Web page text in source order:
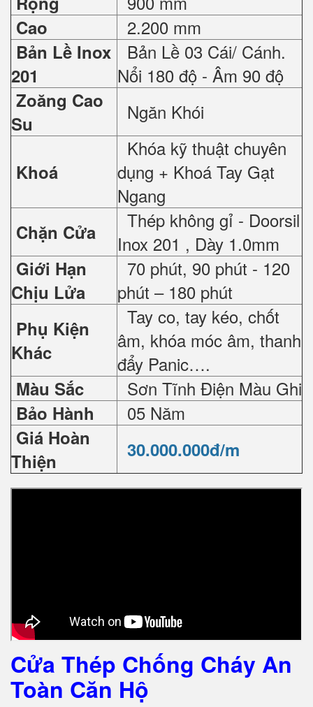
Cao 2.200 mm
Bản Lề Inox
201
Bản Lề 03 Cái/ Cánh.
Nổi 180 độ - Âm 90 độ
Zoăng Cao
Su
Ngăn Khói
Khoá
Khóa kỹ thuật chuyên
dụng + Khoá Tay Gạt
Ngang
Chặn Cửa
Thép không gỉ - Doorsil
Inox 201 , Dày 1.0mm
Giới Hạn
Chịu Lửa
70 phút, 90 phút - 120
phút – 180 phút
Phụ Kiện
Khác
Tay co, tay kéo, chốt
âm, khóa móc âm, thanh
đẩy Panic….
Màu Sắc Sơn Tĩnh Điện Màu Ghi
Bảo Hành 05 Năm
Giá Hoàn
Thiện
30.000.000đ/m
Cửa Thép Chống Cháy An
Toàn Căn Hộ